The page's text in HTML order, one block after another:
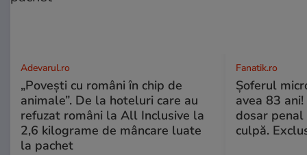
Adevarul.ro
„Povești cu români în chip de
animale”. De la hoteluri care au
refuzat români la All Inclusive la
2,6 kilograme de mâncare luate
la pachet
Fanatik.ro
Șoferul
avea 83
dosar
culpă.